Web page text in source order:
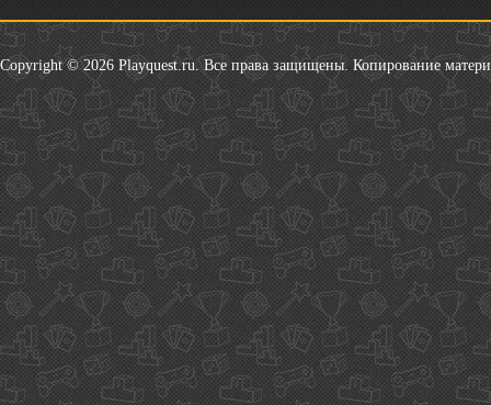
Copyright © 2026 Playquest.ru. Все права защищены. Копирование